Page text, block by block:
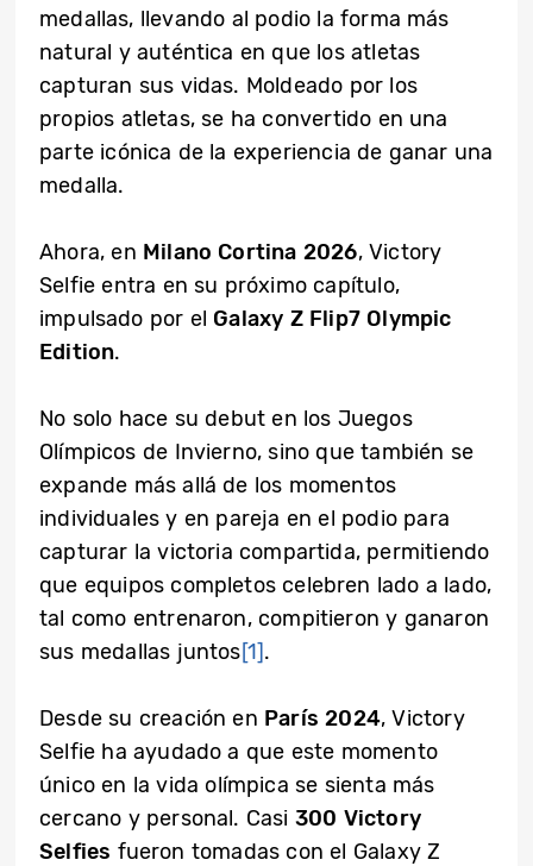
medallas, llevando al podio la forma más
natural y auténtica en que los atletas
capturan sus vidas. Moldeado por los
propios atletas, se ha convertido en una
parte icónica de la experiencia de ganar una
medalla.
Ahora, en Milano Cortina 2026, Victory
Selfie entra en su próximo capítulo,
impulsado por el Galaxy Z Flip7 Olympic
Edition.
No solo hace su debut en los Juegos
Olímpicos de Invierno, sino que también se
expande más allá de los momentos
individuales y en pareja en el podio para
capturar la victoria compartida, permitiendo
que equipos completos celebren lado a lado,
tal como entrenaron, compitieron y ganaron
sus medallas juntos[1].
Desde su creación en París 2024, Victory
Selfie ha ayudado a que este momento
único en la vida olímpica se sienta más
cercano y personal. Casi 300 Victory
Selfies fueron tomadas con el Galaxy Z